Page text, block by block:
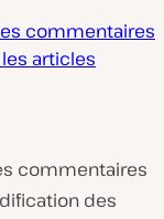
commentaires
articles
commentaires
des